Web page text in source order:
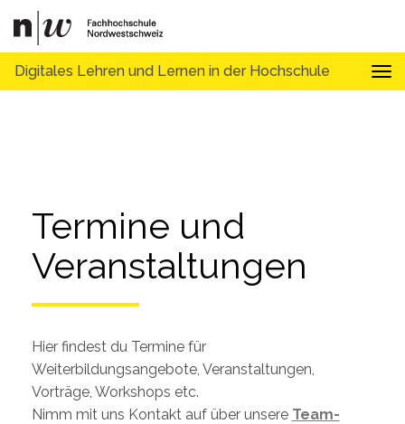
Digitales Lehren und Lernen in der Hochschule
Termine und
Veranstaltungen
Hier findest du Termine für
Weiterbildungsangebote, Veranstaltungen,
Vorträge, Workshops etc.
Nimm mit uns Kontakt auf über unsere Team-